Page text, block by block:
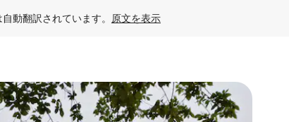
動翻訳されています。 原文を表示